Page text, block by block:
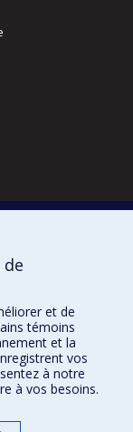
de
et de
témoins
et la
vos
à notre
à vos besoins.